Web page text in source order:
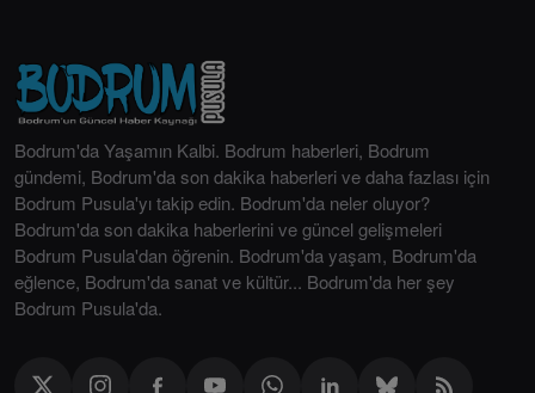
Bodrum'da Yaşamın Kalbi. Bodrum haberleri, Bodrum
gündemi, Bodrum'da son dakika haberleri ve daha fazlası için
Bodrum Pusula'yı takip edin. Bodrum'da neler oluyor?
Bodrum'da son dakika haberlerini ve güncel gelişmeleri
Bodrum Pusula'dan öğrenin. Bodrum'da yaşam, Bodrum'da
eğlence, Bodrum'da sanat ve kültür... Bodrum'da her şey
Bodrum Pusula'da.